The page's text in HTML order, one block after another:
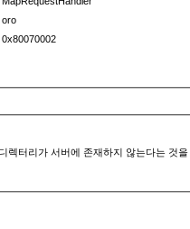
렉터리가 서버에 존재하지 않는다는 것